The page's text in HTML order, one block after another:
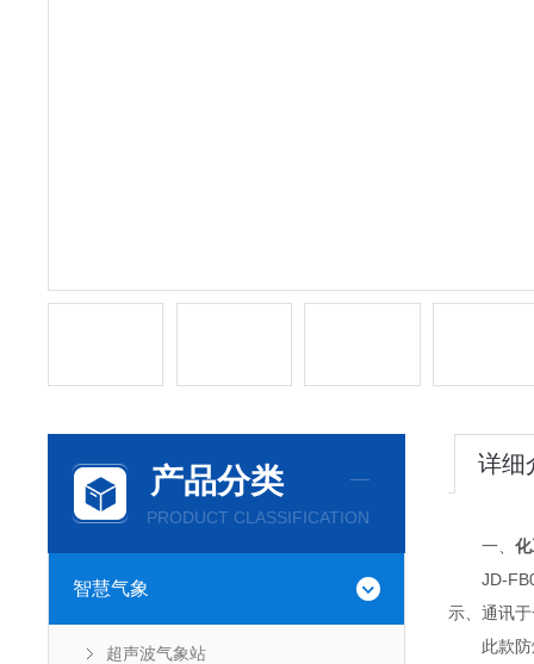
产品分类
PRODUCT CLASSIFICATION
智慧气象
超声波气象站
详细
一、
JD-
示、通讯
此款防爆